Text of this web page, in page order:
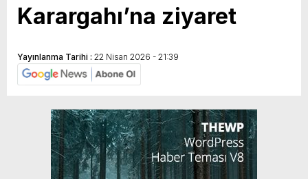
Karargahı’na ziyaret
Yayınlanma Tarihi : 22 Nisan 2026 - 21:39